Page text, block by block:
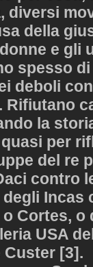
diversi
della
e gli
spesso
deboli
la
per
del re
contro
Incas
Cortes, o
USA
Custer [3].